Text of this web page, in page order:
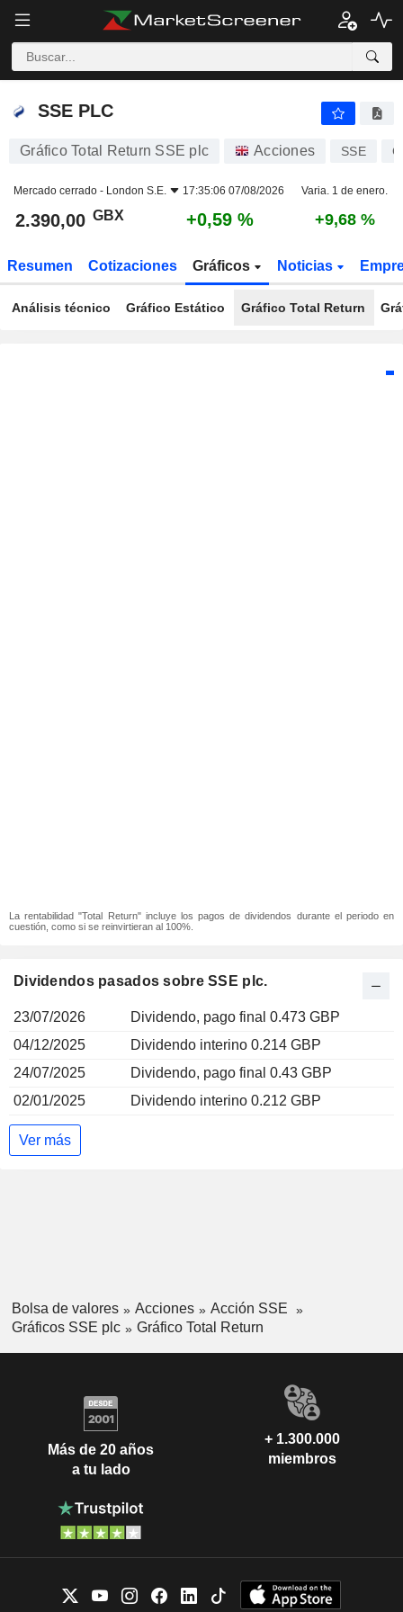
SSE PLC
SSE PLC
Gráfico Total Return SSE plc Acciones SSE
Mercado cerrado - London S.E. 17:35:06 07/08/2026 Varia. 1 de enero.
2.390,00 GBX +0,59 % +9,68 %
Resumen Cotizaciones Gráficos Noticias
Análisis técnico Gráfico Estático Gráfico Total Return
La rentabilidad "Total Return" incluye los pagos de dividendos durante el periodo en
cuestión, como si se reinvirtieran al 100%.
Dividendos pasados sobre SSE plc.
23/07/2026
Dividendo, pago final 0.473 GBP
04/12/2025
Dividendo interino 0.214 GBP
24/07/2025
Dividendo, pago final 0.43 GBP
02/01/2025
Dividendo interino 0.212 GBP
Ver más
Bolsa de valores Acciones
Acción SSE
Gráficos SSE plc
Gráfico Total Return
Más de 20 años
a tu lado
+ 1.300.000
miembros